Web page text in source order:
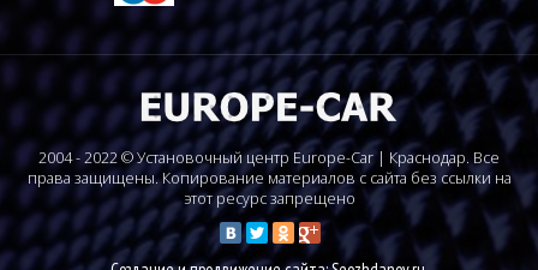
2004 - 2022 © Установочный центр Europe-Car | Краснодар. Все
права защищены. Копирование материалов с сайта без ссылки на
этот ресурс запрещено